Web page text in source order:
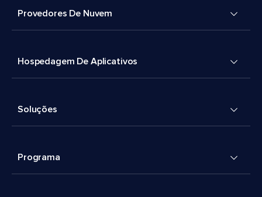
Provedores De Nuvem
Hospedagem De Aplicativos
Soluções
Programa